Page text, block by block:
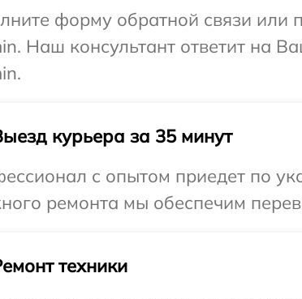
форму обратной связи или
Наш консультант ответит на
курьера за 35 минут
с опытом приедет по
ремонта мы обеспечим
техники